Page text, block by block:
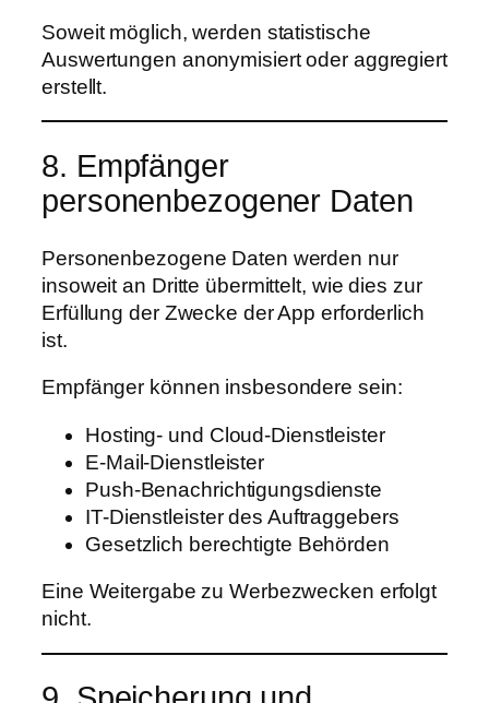
Soweit möglich, werden statistische
Auswertungen anonymisiert oder aggregiert
erstellt.
8. Empfänger
personenbezogener Daten
Personenbezogene Daten werden nur
insoweit an Dritte übermittelt, wie dies zur
Erfüllung der Zwecke der App erforderlich
ist.
Empfänger können insbesondere sein:
Hosting- und Cloud-Dienstleister
E-Mail-Dienstleister
Push-Benachrichtigungsdienste
IT-Dienstleister des Auftraggebers
Gesetzlich berechtigte Behörden
Eine Weitergabe zu Werbezwecken erfolgt
nicht.